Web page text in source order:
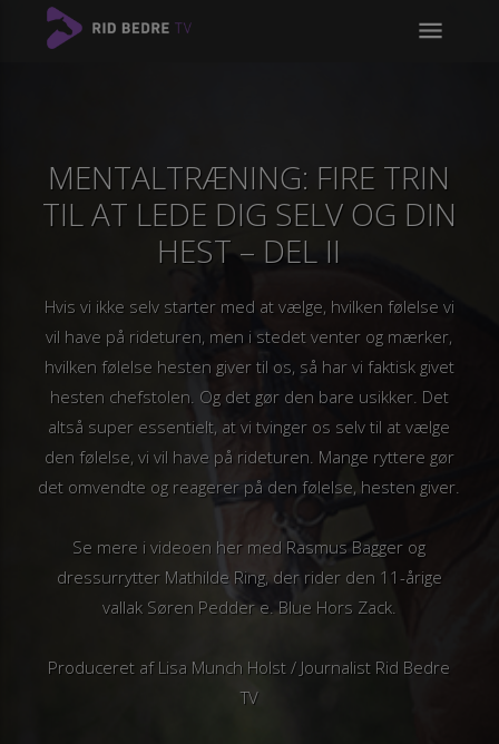
menu
MENTALTRÆNING: FIRE TRIN
TIL AT LEDE DIG SELV OG DIN
HEST – DEL II
Hvis vi ikke selv starter med at vælge, hvilken følelse vi
vil have på rideturen, men i stedet venter og mærker,
hvilken følelse hesten giver til os, så har vi faktisk givet
hesten chefstolen. Og det gør den bare usikker. Det
altså super essentielt, at vi tvinger os selv til at vælge
den følelse, vi vil have på rideturen. Mange ryttere gør
det omvendte og reagerer på den følelse, hesten giver.
Se mere i videoen her med Rasmus Bagger og
dressurrytter Mathilde Ring, der rider den 11-årige
vallak Søren Pedder e. Blue Hors Zack.
Produceret af Lisa Munch Holst / Journalist Rid Bedre
TV